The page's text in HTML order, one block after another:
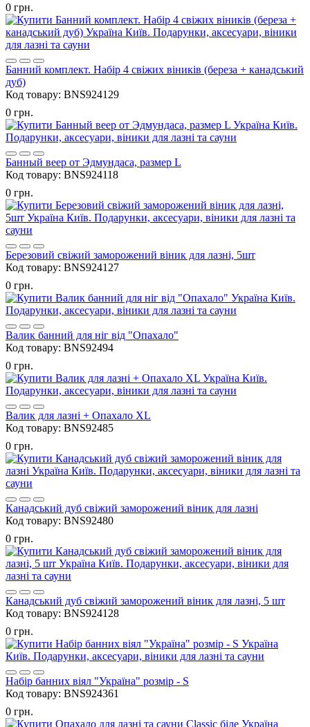
0 грн.
Банний комплект. Набір 4 свіжих віників (береза + канадський
дуб)
Код товару: BNS924129
0 грн.
Банный веер от Эдмундаса, размер L
Код товару: BNS924118
0 грн.
Березовий свіжий заморожений віник для лазні, 5шт
Код товару: BNS924127
0 грн.
Валик банний для ніг від "Опахало"
Код товару: BNS92494
0 грн.
Валик для лазні + Опахало XL
Код товару: BNS92485
0 грн.
Канадський дуб свіжий заморожений віник для лазні
Код товару: BNS92480
0 грн.
Канадський дуб свіжий заморожений віник для лазні, 5 шт
Код товару: BNS924128
0 грн.
Набір банних віял "Україна" розмір - S
Код товару: BNS924361
0 грн.